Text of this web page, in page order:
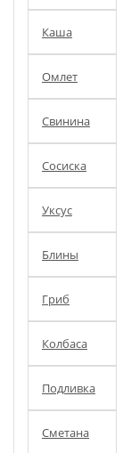
Каша
Омлет
Свинина
Сосиска
Уксус
Блины
Гриб
Колбаса
Подливка
Сметана